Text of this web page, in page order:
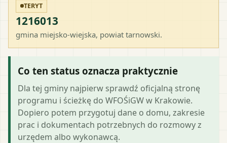
TERYT
1216013
gmina miejsko-wiejska, powiat tarnowski.
Co ten status oznacza praktycznie
Dla tej gminy najpierw sprawdź oficjalną stronę
programu i ścieżkę do WFOŚiGW w Krakowie.
Dopiero potem przygotuj dane o domu, zakresie
prac i dokumentach potrzebnych do rozmowy z
urzędem albo wykonawcą.